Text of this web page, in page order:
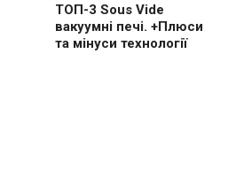
ТОП-3 Sous Vide
вакуумні печі. +Плюси
та мінуси технології